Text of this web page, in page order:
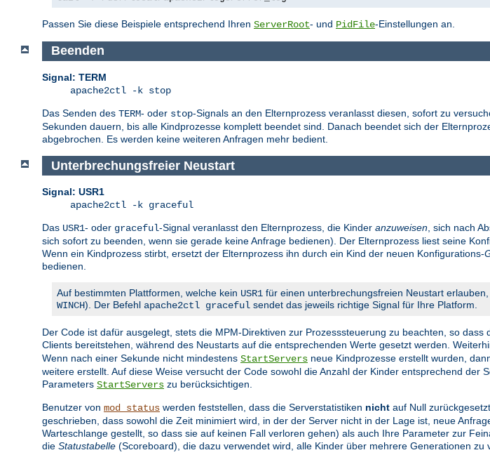
Passen Sie diese Beispiele entsprechend Ihren ServerRoot- und PidFile-Einstellungen an.
Beenden
Signal: TERM
apache2ctl -k stop
Das Senden des TERM- oder stop-Signals an den Elternprozess veranlasst diesen, sofort zu
Sekunden dauern, bis alle Kindprozesse komplett beendet sind. Danach beendet sich der
abgebrochen. Es werden keine weiteren Anfragen mehr bedient.
Unterbrechungsfreier Neustart
Signal: USR1
apache2ctl -k graceful
Das USR1- oder graceful-Signal veranlasst den Elternprozess, die Kinder anzuweisen, sich nach
sich sofort zu beenden, wenn sie gerade keine Anfrage bedienen). Der Elternprozess liest seine
Wenn ein Kindprozess stirbt, ersetzt der Elternprozess ihn durch ein Kind der neuen Konfigurations-
bedienen.
Auf bestimmten Plattformen, welche kein USR1 für einen unterbrechungsfreien Neustart
WINCH). Der Befehl apache2ctl graceful sendet das jeweils richtige Signal für Ihre Platform.
Der Code ist dafür ausgelegt, stets die MPM-Direktiven zur Prozesssteuerung zu beachten, so
Clients bereitstehen, während des Neustarts auf die entsprechenden Werte gesetzt werden.
Wenn nach einer Sekunde nicht mindestens StartServers neue Kindprozesse erstellt wurden,
weitere erstellt. Auf diese Weise versucht der Code sowohl die Anzahl der Kinder entsprechend der
Parameters StartServers zu berücksichtigen.
Benutzer von mod_status werden feststellen, dass die Serverstatistiken nicht auf Null
geschrieben, dass sowohl die Zeit minimiert wird, in der der Server nicht in der Lage ist, neue
Warteschlange gestellt, so dass sie auf keinen Fall verloren gehen) als auch Ihre Parameter zur
die Statustabelle (Scoreboard), die dazu verwendet wird, alle Kinder über mehrere Generationen zu